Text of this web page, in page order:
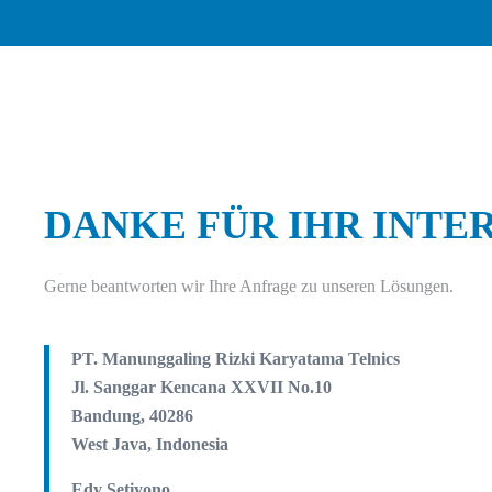
Zum Hauptinhalt springen
DANKE FÜR IHR
Gerne beantworten wir Ihre Anfrage zu unseren Lösungen.
PT. Manunggaling Rizki Karyatama Telnics
Jl. Sanggar Kencana XXVII No.10
Bandung, 40286
West Java, Indonesia